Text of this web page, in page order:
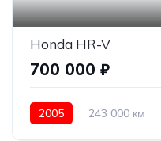
Honda HR-V
700 000 ₽
2005 243 000 км